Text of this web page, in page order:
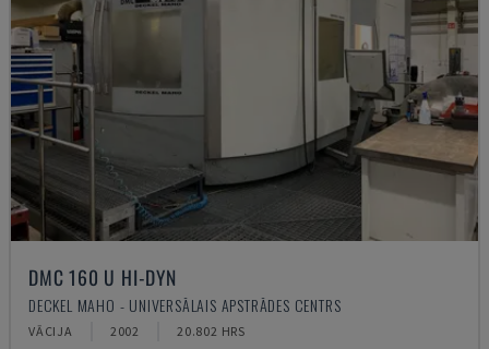
DMC 160 U HI-DYN
DECKEL MAHO - UNIVERSĀLAIS APSTRĀDES CENTRS
VĀCIJA 2002 20.802 HRS